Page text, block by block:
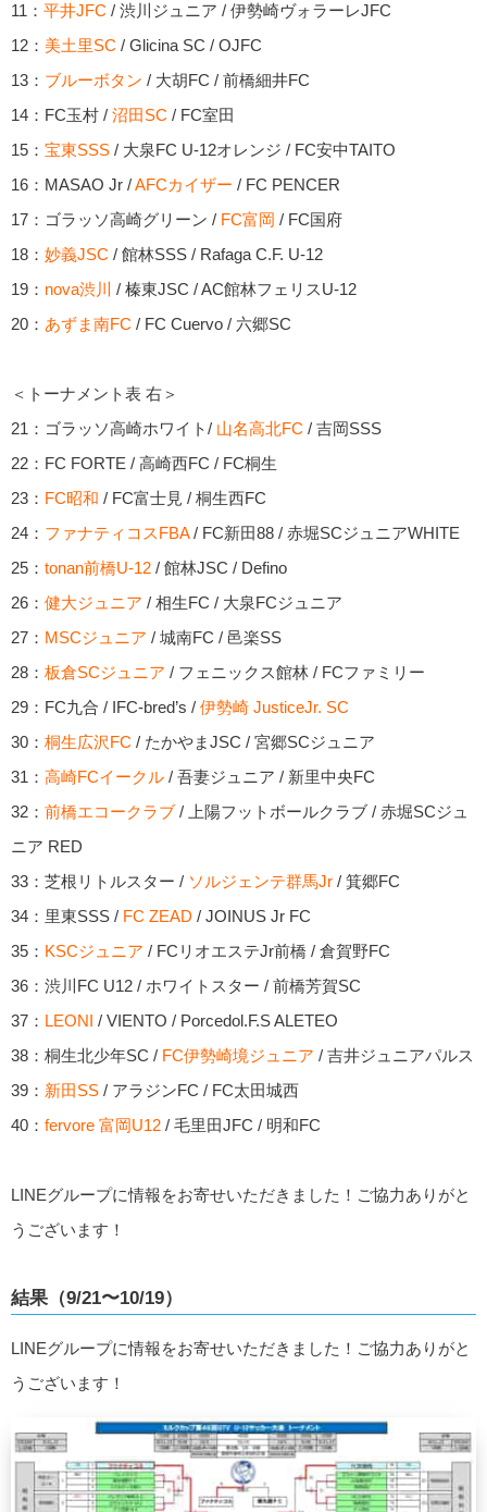
11： 平井JFC / 渋川ジュニア / 伊勢崎ヴォラーレJFC
12： 美土里SC / Glicina SC / OJFC
13： ブルーボタン / 大胡FC / 前橋細井FC
14：FC玉村 / 沼田SC / FC室田
15： 宝東SSS / 大泉FC U-12オレンジ / FC安中TAITO
16：MASAO Jr /AFCカイザー / FC PENCER
17：ゴラッソ高崎グリーン / FC富岡 / FC国府
18： 妙義JSC / 館林SSS / Rafaga C.F. U-12
19： nova渋川 / 榛東JSC / AC館林フェリスU-12
20： あずま南FC / FC Cuervo / 六郷SC
＜トーナメント表 右＞
21：ゴラッソ高崎ホワイト/ 山名高北FC / 吉岡SSS
22：FC FORTE / 高崎西FC / FC桐生
23： FC昭和 / FC富士見 / 桐生西FC
24： ファナティコスFBA/ FC新田88 / 赤堀SCジュニアWHITE
25： tonan前橋U-12 / 館林JSC / Defino
26： 健大ジュニア / 相生FC / 大泉FCジュニア
27： MSCジュニア / 城南FC / 邑楽SS
28： 板倉SCジュニア / フェニックス館林 / FCファミリー
29：FC九合 / IFC-bred’s / 伊勢崎 JusticeJr. SC
30： 桐生広沢FC / たかやまJSC / 宮郷SCジュニア
31： 高崎FCイークル / 吾妻ジュニア / 新里中央FC
32： 前橋エコークラブ / 上陽フットボールクラブ / 赤堀SCジュ
ニア RED
33：芝根リトルスター / ソルジェンテ群馬Jr / 箕郷FC
34：里東SSS / FC ZEAD / JOINUS Jr FC
35： KSCジュニア / FCリオエステJr前橋 / 倉賀野FC
36：渋川FC U12 / ホワイトスター / 前橋芳賀SC
37： LEONI / VIENTO / Porcedol.F.S ALETEO
38：桐生北少年SC / FC伊勢崎境ジュニア / 吉井ジュニアパルス
39： 新田SS / アラジンFC / FC太田城西
40： fervore 富岡U12 / 毛里田JFC / 明和FC
LINEグループに情報をお寄せいただきました！ご協力ありがと
うございます！
結果（9/21〜10/19）
LINEグループに情報をお寄せいただきました！ご協力ありがと
うございます！